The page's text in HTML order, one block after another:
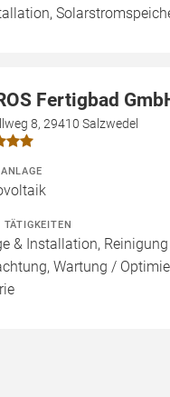
Fertigbad
8, 29410 Salzwedel
TÄTIGKEITEN
& Installation,
Wartung /